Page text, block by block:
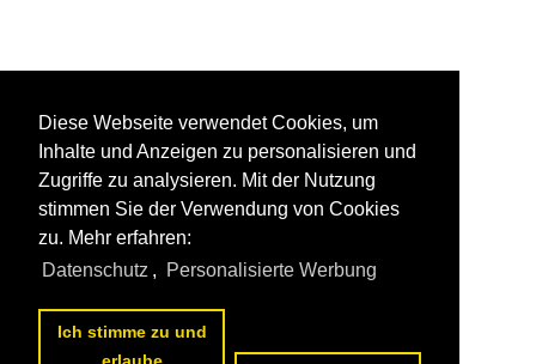
Diese Webseite verwendet Cookies, um
Inhalte und Anzeigen zu personalisieren und
Zugriffe zu analysieren. Mit der Nutzung
stimmen Sie der Verwendung von Cookies
zu. Mehr erfahren:
Datenschutz , Personalisierte Werbung
Ich stimme zu und